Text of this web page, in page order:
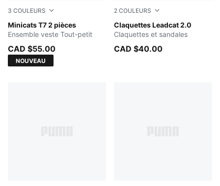
3 COULEURS
Minicats T7 2 pièces
PUMA BLACK
Ensemble veste Tout-petit
CAD $55.00
NOUVEAU
2 COULEURS
Claquettes Leadcat 2.0
Peacoat-Puma White
Claquettes et sandales
CAD $40.00